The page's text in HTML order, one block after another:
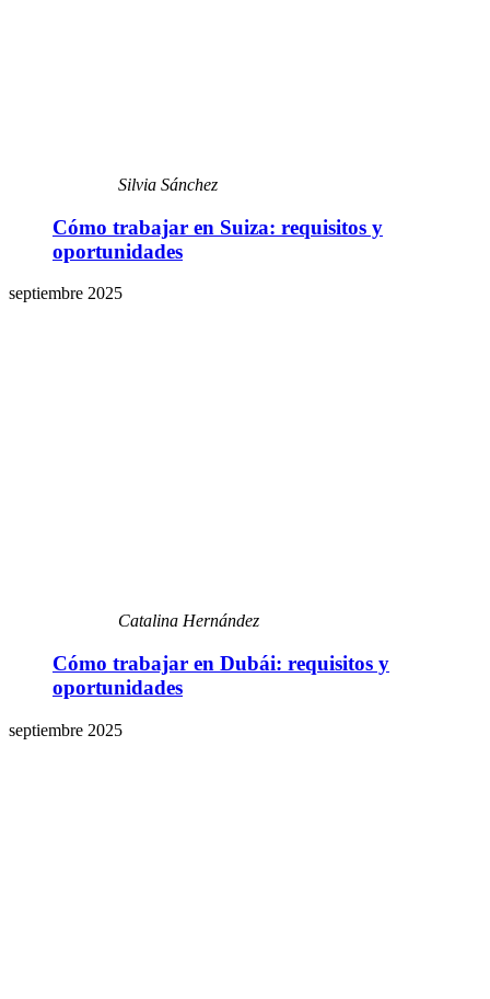
Silvia Sánchez
Cómo trabajar en Suiza: requisitos y
oportunidades
septiembre 2025
Catalina Hernández
Cómo trabajar en Dubái: requisitos y
oportunidades
septiembre 2025